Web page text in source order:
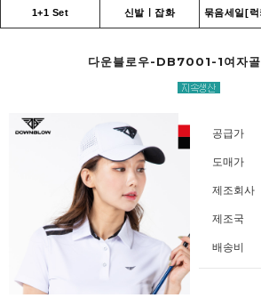
1+1 Set 신발ㅣ잡화 묶음세일[
다운블로우-DB7001-1여자골
공급가
도매가
제조회사
제조국
배송비